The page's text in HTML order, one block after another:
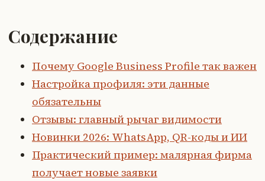
Содержание
Почему Google Business Profile так важен
Настройка профиля: эти данные
обязательны
Отзывы: главный рычаг видимости
Новинки 2026: WhatsApp, QR-коды и ИИ
Практический пример: малярная фирма
получает новые заявки